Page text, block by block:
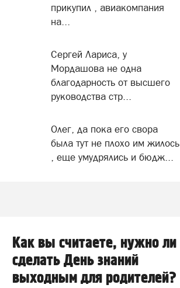
прикупил , авиакомпания
на...
Сергей Лариса, у
Мордашова не одна
благодарность от высшего
руководства стр...
Олег, да пока его свора
была тут не плохо им жилось
, еще умудрялись и бюдж...
Как вы считаете, нужно ли
сделать День знаний
выходным для родителей?